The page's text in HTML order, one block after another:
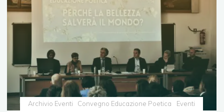
Archivio Eventi Convegno Educazione Poetica Eventi